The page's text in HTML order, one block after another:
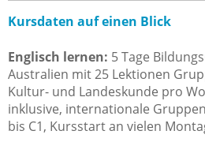
Kursdaten auf einen Blick
Englisch lernen: 5 Tage
Australien mit 25 Lektionen
Kultur- und Landeskunde pro
inklusive, internationale
bis C1, Kursstart an vielen